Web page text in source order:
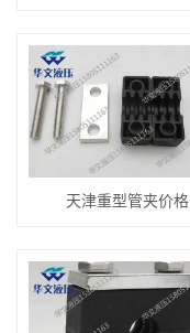
天津重型管夹价格